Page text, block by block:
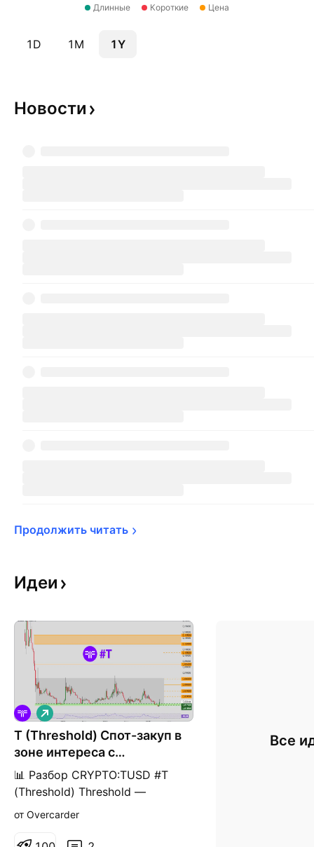
Длинные Короткие Цена
1D 1M 1Y
Новости
Продолжить читать
Идеи
T (Threshold) Спот-закуп в
зоне интереса с
потенциалом х7
📊 Разбор CRYPTO:TUSD #T
(Threshold) Threshold —
объединённый проект
фокусирующийся на
Д
л
и
н
я
от Overcarder
Все